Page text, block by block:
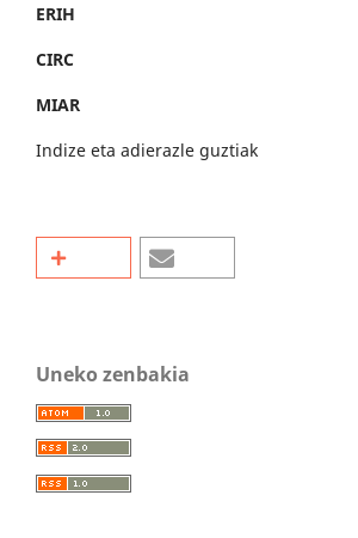
ERIH
CIRC
MIAR
Indize eta adierazle guztiak
Uneko zenbakia